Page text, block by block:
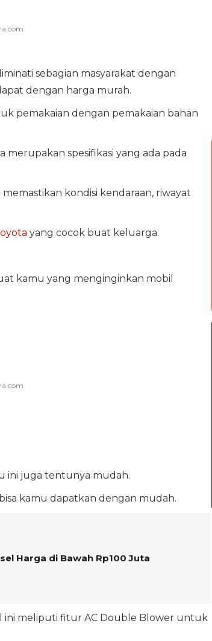
sebagian masyarakat dengan
dengan harga murah.
pemakaian dengan pemakaian bahan
merupakan spesifikasi yang ada pada
kondisi kendaraan, riwayat
yang cocok buat keluarga.
kamu yang menginginkan mobil
ini juga tentunya mudah.
kamu dapatkan dengan mudah.
Harga di Bawah Rp100 Juta
ini meliputi fitur AC Double Blower untuk